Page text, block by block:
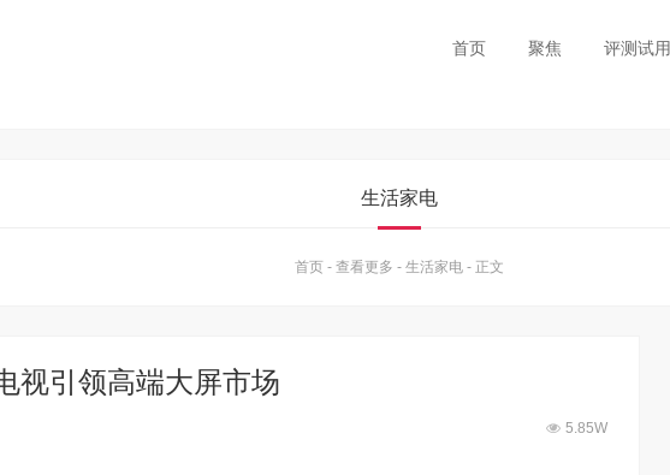
首页 聚焦 评测试用
生活家电
首页 - 查看更多 - 生活家电 - 正文
视引领高端大屏市场
5.85W